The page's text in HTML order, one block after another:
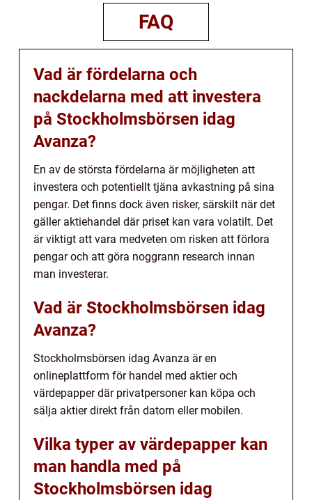
FAQ
Vad är fördelarna och
nackdelarna med att investera
på Stockholmsbörsen idag
Avanza?
En av de största fördelarna är möjligheten att
investera och potentiellt tjäna avkastning på sina
pengar. Det finns dock även risker, särskilt när det
gäller aktiehandel där priset kan vara volatilt. Det
är viktigt att vara medveten om risken att förlora
pengar och att göra noggrann research innan
man investerar.
Vad är Stockholmsbörsen idag
Avanza?
Stockholmsbörsen idag Avanza är en
onlineplattform för handel med aktier och
värdepapper där privatpersoner kan köpa och
sälja aktier direkt från datorn eller mobilen.
Vilka typer av värdepapper kan
man handla med på
Stockholmsbörsen idag